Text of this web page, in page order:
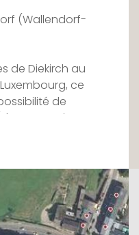
(Wallendorf-
de Diekirch au
ce
de
type maisons
un rendez-